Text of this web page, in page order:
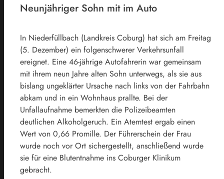
Neunjähriger Sohn mit im Auto
In Niederfüllbach (Landkreis Coburg) hat sich am Freitag
(5. Dezember) ein folgenschwerer Verkehrsunfall
ereignet. Eine 46-jährige Autofahrerin war gemeinsam
mit ihrem neun Jahre alten Sohn unterwegs, als sie aus
bislang ungeklärter Ursache nach links von der Fahrbahn
abkam und in ein Wohnhaus prallte. Bei der
Unfallaufnahme bemerkten die Polizeibeamten
deutlichen Alkoholgeruch. Ein Atemtest ergab einen
Wert von 0,66 Promille. Der Führerschein der Frau
wurde noch vor Ort sichergestellt, anschließend wurde
sie für eine Blutentnahme ins Coburger Klinikum
gebracht.